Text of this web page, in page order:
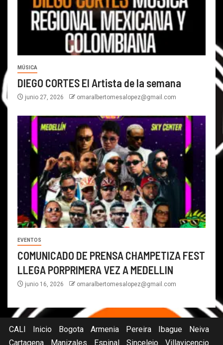
MÚSICA
DIEGO CORTES El Artista de la semana
junio 27, 2026 omaralbertomesalopez@gmail.com
EVENTOS
COMUNICADO DE PRENSA CHAMPETIZA FEST
LLEGA PORPRIMERA VEZ A MEDELLIN
junio 16, 2026 omaralbertomesalopez@gmail.com
CALI Inicio Bogota Armenia Pereira Ibague
Neiva
Cartagena
Manizales Espinal Sincelejo Villavicencio